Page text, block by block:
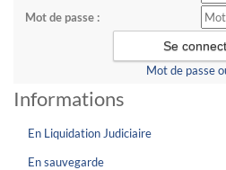
Mot de passe :
Mot de passe
Informations
En Liquidation Judiciaire
En sauvegarde